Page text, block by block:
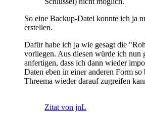
So eine Backup-Datei konnte ich ja
erstellen.
Dafür habe ich ja wie gesagt die
vorliegen. Aus diesen würde ich nun
anfertigen, dass ich dann wieder
Daten eben in einer anderen Form so
Threema wieder darauf zugreifen
Zitat von jnL